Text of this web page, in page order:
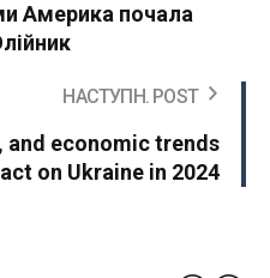
Америка почала
НАСТУПН. POST
economic trends
on Ukraine in 2024